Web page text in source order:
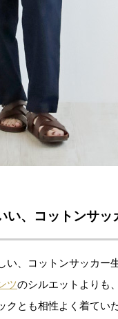
い、コットンサッ
い、コットンサッカー
ツのシルエットよりも
クとも相性よく着てい